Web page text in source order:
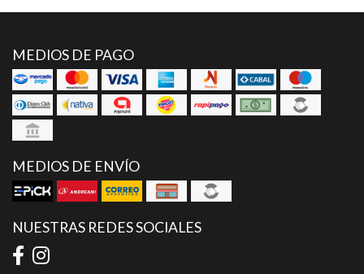
MEDIOS DE PAGO
MEDIOS DE ENVÍO
NUESTRAS REDES SOCIALES